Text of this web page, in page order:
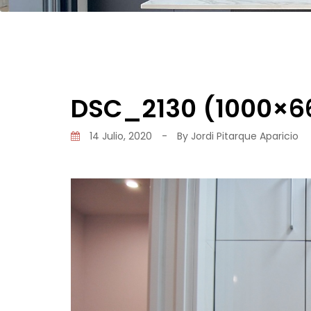
DSC_2130
14 Julio, 2020 - By Jordi Pitarque Aparicio